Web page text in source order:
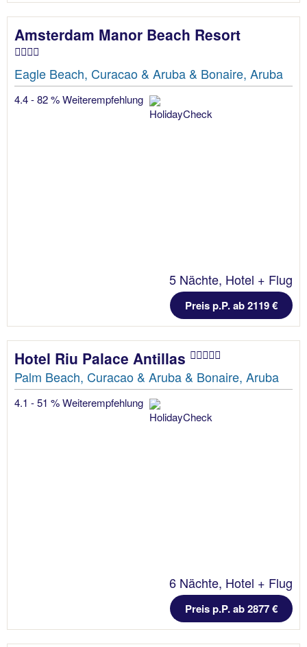
Amsterdam Manor Beach Resort
Eagle Beach, Curacao & Aruba & Bonaire, Aruba
4.4 - 82 % Weiterempfehlung
5 Nächte, Hotel + Flug
Preis p.P. ab 2119 €
Hotel Riu Palace Antillas
Palm Beach, Curacao & Aruba & Bonaire, Aruba
4.1 - 51 % Weiterempfehlung
6 Nächte, Hotel + Flug
Preis p.P. ab 2877 €